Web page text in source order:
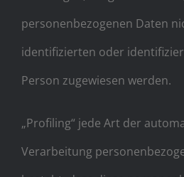
personenbezogenen Daten
identifizierten oder
Person zugewiesen werden.
„Profiling“ jede Art der
Verarbeitung